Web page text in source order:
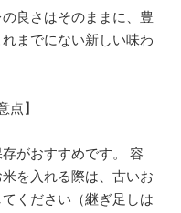
良さはそのままに、豊
までにない新しい味わ
点】
がおすすめです。 容
を入れる際は、古いお
ください（継ぎ足しは